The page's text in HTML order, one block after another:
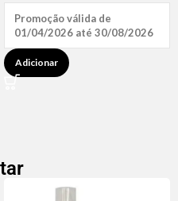
Promoção válida de
01/04/2026 até 30/08/2026
Adicionar